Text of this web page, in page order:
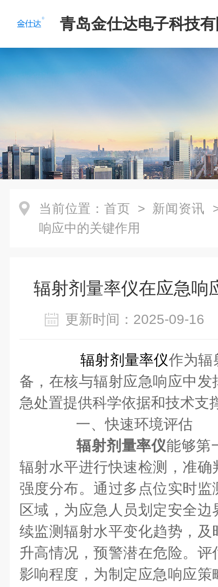
青岛金仕达电子科技
当前位置： 首页 > 新闻资讯
响应中的关键作用
辐射剂量率仪在应急响
更新时间：2025-09-
辐射剂量率仪作为辐
备，在核与辐射应急响应中
急处置提供科学依据和技术支
一、快速环境评估
辐射剂量率仪能够第
辐射水平进行快速检测，准
强度分布。通过多点位实时
区域，为应急人员划定安全
续监测辐射水平变化趋势，
升高情况，预警潜在危险。
影响程度，为制定应急响应